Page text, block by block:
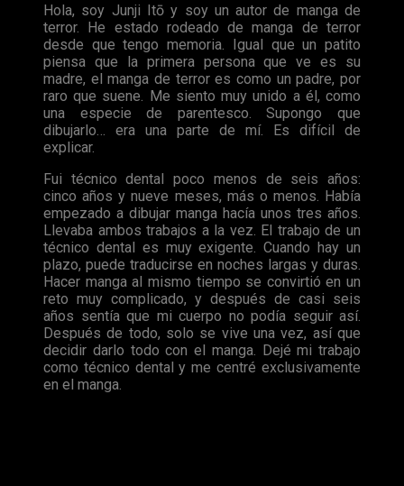
Hola, soy Junji Itō y soy un autor de manga de
terror. He estado rodeado de manga de terror
desde que tengo memoria. Igual que un patito
piensa que la primera persona que ve es su
madre, el manga de terror es como un padre, por
raro que suene. Me siento muy unido a él, como
una especie de parentesco. Supongo que
dibujarlo… era una parte de mí. Es difícil de
explicar.
Fui técnico dental poco menos de seis años:
cinco años y nueve meses, más o menos. Había
empezado a dibujar manga hacía unos tres años.
Llevaba ambos trabajos a la vez. El trabajo de un
técnico dental es muy exigente. Cuando hay un
plazo, puede traducirse en noches largas y duras.
Hacer manga al mismo tiempo se convirtió en un
reto muy complicado, y después de casi seis
años sentía que mi cuerpo no podía seguir así.
Después de todo, solo se vive una vez, así que
decidir darlo todo con el manga. Dejé mi trabajo
como técnico dental y me centré exclusivamente
en el manga.